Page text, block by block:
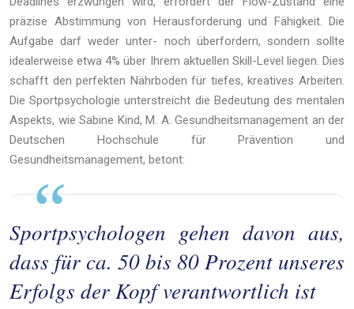
präzise Abstimmung von Herausforderung und Fähigkeit. Die
Aufgabe darf weder unter- noch überfordern, sondern sollte
idealerweise etwa 4% über Ihrem aktuellen Skill-Level liegen. Dies
schafft den perfekten Nährboden für tiefes, kreatives Arbeiten.
Die Sportpsychologie unterstreicht die Bedeutung des mentalen
Aspekts, wie Sabine Kind, M. A. Gesundheitsmanagement an der
Deutschen Hochschule für Prävention und
Gesundheitsmanagement, betont:
Sportpsychologen gehen davon aus,
dass für ca. 50 bis 80 Prozent unseres
Erfolgs der Kopf verantwortlich ist